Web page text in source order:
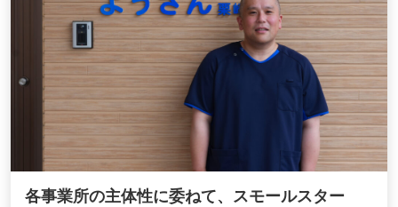
各事業所の主体性に委ねて、スモールスター